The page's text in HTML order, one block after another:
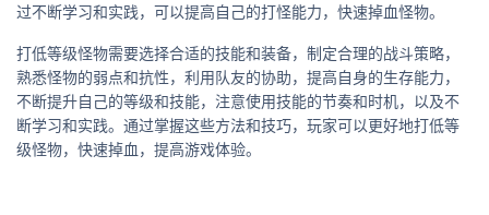
过不断学习和实践，可以提高自己的打怪能力，快速掉血怪物。
打低等级怪物需要选择合适的技能和装备，制定合理的战斗策略，
熟悉怪物的弱点和抗性，利用队友的协助，提高自身的生存能力，
不断提升自己的等级和技能，注意使用技能的节奏和时机，以及不
断学习和实践。通过掌握这些方法和技巧，玩家可以更好地打低等
级怪物，快速掉血，提高游戏体验。